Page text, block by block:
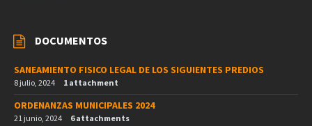
DOCUMENTOS
SANEAMIENTO FISICO LEGAL DE LOS SIGUIENTES PREDIOS
8 julio, 2024 1 attachment
ORDENANZAS MUNICIPALES 2024
21 junio, 2024 6 attachments